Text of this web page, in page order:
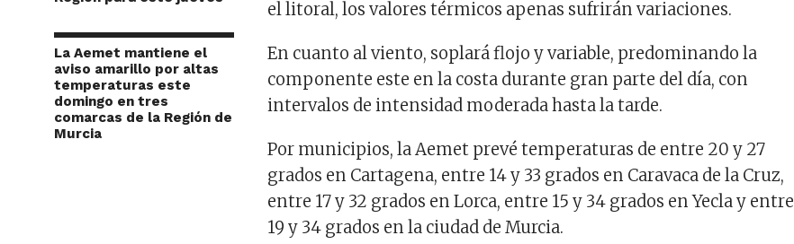
La Aemet mantiene el
aviso amarillo por altas
temperaturas este
domingo en tres
comarcas de la Región de
Murcia
el litoral, los valores térmicos apenas sufrirán variaciones.
En cuanto al viento, soplará flojo y variable, predominando la
componente este en la costa durante gran parte del día, con
intervalos de intensidad moderada hasta la tarde.
Por municipios, la Aemet prevé temperaturas de entre 20 y 27
grados en Cartagena, entre 14 y 33 grados en Caravaca de la Cruz,
entre 17 y 32 grados en Lorca, entre 15 y 34 grados en Yecla y entre
19 y 34 grados en la ciudad de Murcia.